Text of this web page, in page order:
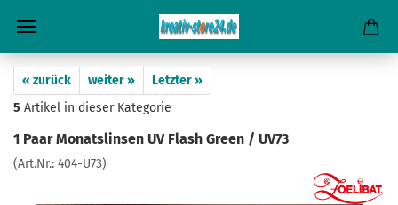
« zurück weiter »
Letzter »
5 Artikel in dieser Kategorie
1 Paar Monatslinsen UV Flash Green / UV73
(Art.Nr.: 404-U73)